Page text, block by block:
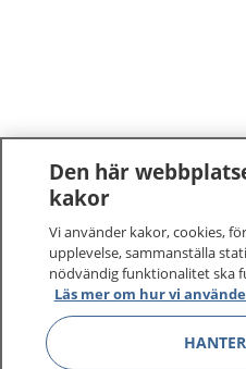
1177 –tryggt om
På 1177.se får du råd om
sjukdomar och vilka
Logga in för att läsa din
vårdärenden. Ring
sjukvårdsrådgivning
Den här
kakor
Vi använder kakor, cookies,
upplevelse, sammanställa
nödvändig funktionalitet ska
Läs mer om hur vi